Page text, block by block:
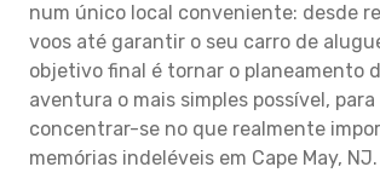
num único local conveniente: desde
voos até garantir o seu carro de
objetivo final é tornar o planeamento
aventura o mais simples possível, para
concentrar-se no que realmente
memórias indeléveis em Cape May, NJ.